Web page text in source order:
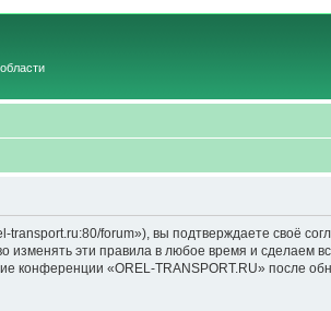
forum»), вы подтверждаете своё
эти правила в любое время и сделаем
конференции «OREL-TRANSPORT.RU» после